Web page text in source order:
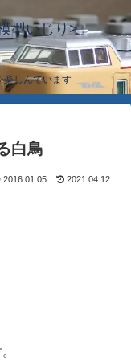
型いじり>
しんでいます
白鳥
2016.01.05 2021.04.12